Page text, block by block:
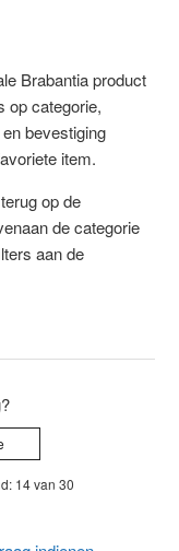
Brabantia product
op categorie,
bevestiging
item.
op de
de categorie
aan de
14 van 30